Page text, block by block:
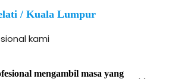
/ Kuala Lumpur
kami
mengambil masa yang